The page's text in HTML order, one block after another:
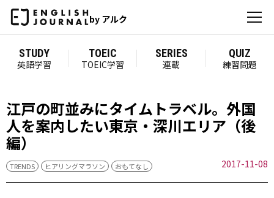
by アルク
STUDY
英語学習
TOEIC
TOEIC学習
SERIES
連載
QUIZ
練習問題
江戸の町並みにタイムトラベル。外国
人を案内したい東京・深川エリア（後
編）
TRENDS ヒアリングマラソン おもてなし 2017-11-08